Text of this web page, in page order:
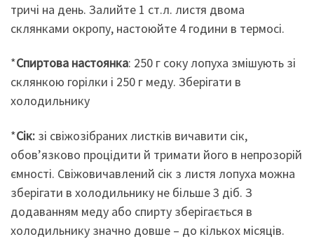
тричі на день. Залийте 1 ст.л. листя двома
склянками окропу, настоюйте 4 години в термосі.
*Спиртова настоянка: 250 г соку лопуха змішують зі
склянкою горілки і 250 г меду. Зберігати в
холодильнику
*Сік: зі свіжозібраних листків вичавити сік,
обов’язково процідити й тримати його в непрозорій
ємності. Свіжовичавлений сік з листя лопуха можна
зберігати в холодильнику не більше 3 діб. З
додаванням меду або спирту зберігається в
холодильнику значно довше – до кількох місяців.